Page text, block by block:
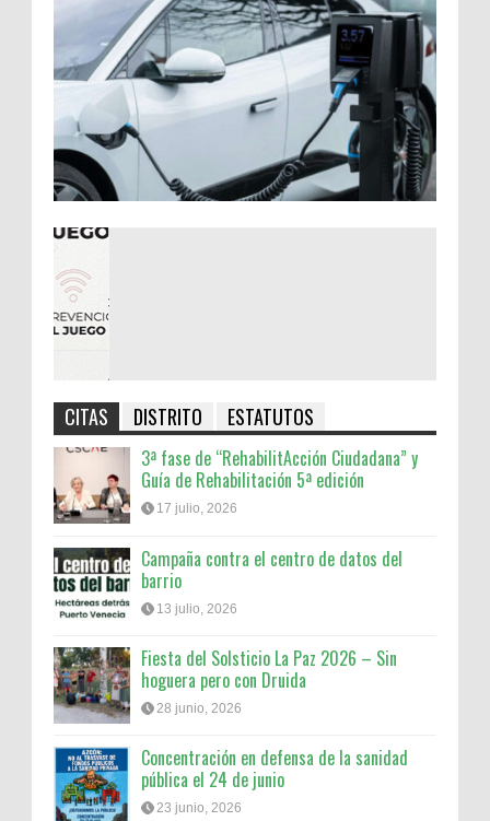
CITAS DISTRITO ESTATUTOS
3ª fase de “RehabilitAcción Ciudadana” y
Guía de Rehabilitación 5ª edición
17 julio, 2026
Campaña contra el centro de datos del
barrio
13 julio, 2026
Fiesta del Solsticio La Paz 2026 – Sin
hoguera pero con Druida
28 junio, 2026
Concentración en defensa de la sanidad
pública el 24 de junio
23 junio, 2026